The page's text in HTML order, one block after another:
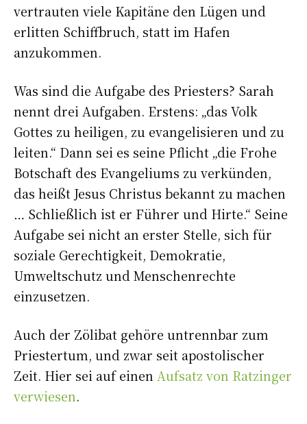
vertrauten viele Kapitäne den Lügen und
erlitten Schiffbruch, statt im Hafen
anzukommen.
Was sind die Aufgabe des Priesters? Sarah
nennt drei Aufgaben. Erstens: „das Volk
Gottes zu heiligen, zu evangelisieren und zu
leiten.“ Dann sei es seine Pflicht „die Frohe
Botschaft des Evangeliums zu verkünden,
das heißt Jesus Christus bekannt zu machen
… Schließlich ist er Führer und Hirte.“ Seine
Aufgabe sei nicht an erster Stelle, sich für
soziale Gerechtigkeit, Demokratie,
Umweltschutz und Menschenrechte
einzusetzen.
Auch der Zölibat gehöre untrennbar zum
Priestertum, und zwar seit apostolischer
Zeit. Hier sei auf einen Aufsatz von Ratzinger
verwiesen.